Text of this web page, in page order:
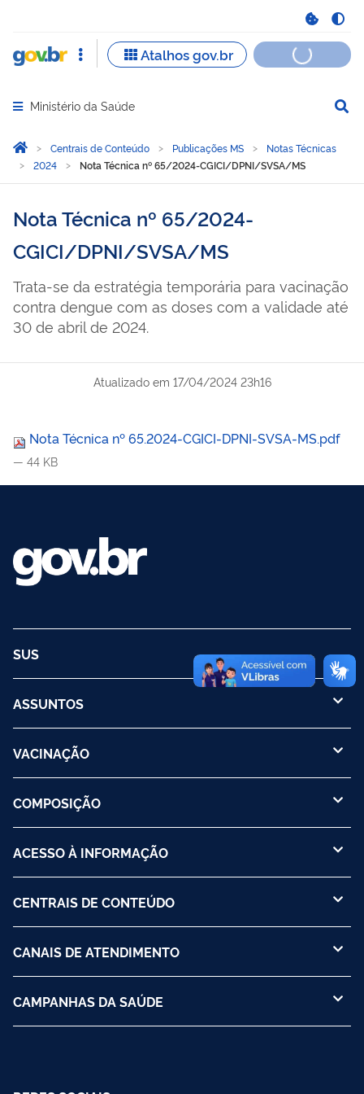
Abrir menu principal de navegação
Ministério da Saúde
Você está aqui:
Página Inicial
Centrais de Conteúdo Publicações MS
Notas Técnicas
2024
Nota Técnica nº 65/2024-CGICI/DPNI/SVSA/MS
Nota Técnica nº 65/2024-
CGICI/DPNI/SVSA/MS
Trata-se da estratégia temporária para vacinação
contra dengue com as doses com a validade até
30 de abril de 2024.
Atualizado em 17/04/2024 23h16
Nota Técnica nº 65.2024-CGICI-DPNI-SVSA-MS.pdf
— 44 KB
SUS
ASSUNTOS
VACINAÇÃO
COMPOSIÇÃO
ACESSO À INFORMAÇÃO
CENTRAIS DE CONTEÚDO
CANAIS DE ATENDIMENTO
CAMPANHAS DA SAÚDE